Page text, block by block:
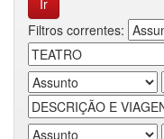
Filtros correntes: